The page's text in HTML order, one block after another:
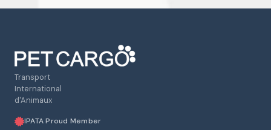
Transport
International
d'Animaux
IPATA Proud Member